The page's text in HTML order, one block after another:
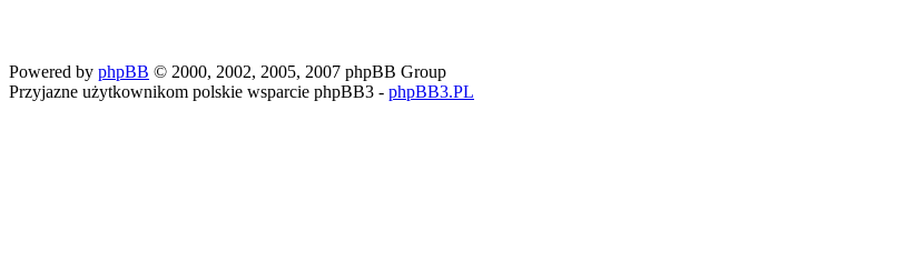
Powered by phpBB © 2000, 2002, 2005, 2007 phpBB Group
Przyjazne użytkownikom polskie wsparcie phpBB3 - phpBB3.PL